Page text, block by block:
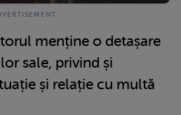
menține o detașare
sale, privind și
și relație cu multă